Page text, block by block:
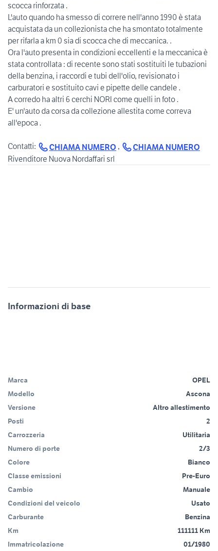
scocca rinforzata .
L'auto quando ha smesso di correre nell'anno 1990 è stata
acquistata da un collezionista che ha smontato totalmente
per rifarla a km 0 sia di scocca che di meccanica. .
Ora l'auto presenta in condizioni eccellenti e la meccanica è
stata controllata : di recente sono stati sostituiti le tubazioni
della benzina, i raccordi e tubi dell'olio, revisionato i
carburatori e sostituito cavi e pipette delle candele .
A corredo ha altri 6 cerchi NORI come quelli in foto .
E' un'auto da corsa da collezione allestita come correva
all'epoca .
Contatti: CHIAMA NUMERO ,
CHIAMA NUMERO
Rivenditore Nuova Nordaffari srl
Informazioni di base
Marca
OPEL
Modello
Ascona
Versione
Altro allestimento
Posti
2
Carrozzeria
Utilitaria
Numero di porte
2/3
Colore
Bianco
Classe emissioni
Pre-Euro
Cambio
Manuale
Condizioni del veicolo
Usato
Carburante
Benzina
Km
111111 Km
Immatricolazione
01/1980